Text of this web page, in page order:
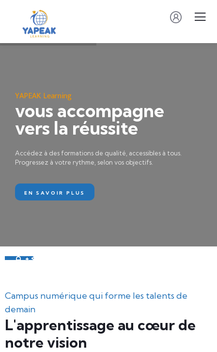
Accédez à des formations de qualité, accessibles à tous.
Progressez à votre rythme, selon vos objectifs.
YAPEAKLearning
EN SAVOIR PLUS
vous accompagne
vers la réussite
D
É
J
À
+
1
0
00
A
P
PR
E
N
A
N
T S
S
A
T
IS
F
A
I
T S
Campus numérique qui forme les talents de
demain
L'apprentissage au cœur de
notre vision